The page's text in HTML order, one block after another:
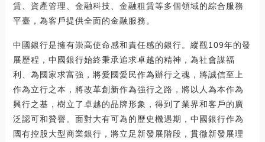
賃、資產管理、金融科技、金融租賃等多個領域的綜合服務
平臺，為客戶提供全面的金融服務。
中國銀行是擁有崇高使命感和責任感的銀行。縱觀109年的發
展歷程，中國銀行始終秉承追求卓越的精神，為社會謀福
利、為國家求富強，將愛國愛民作為辦行之魂，將誠信至上
作為立行之本，將改革創新作為強行之路，將以人為本作為
興行之基，樹立了卓越的品牌形象，得到了業界和客戶的廣
泛認可和贊譽。面對大有可為的歷史機遇期，中國銀行作為
國有控股大型商業銀行，將立足新發展階段，貫徹新發展理